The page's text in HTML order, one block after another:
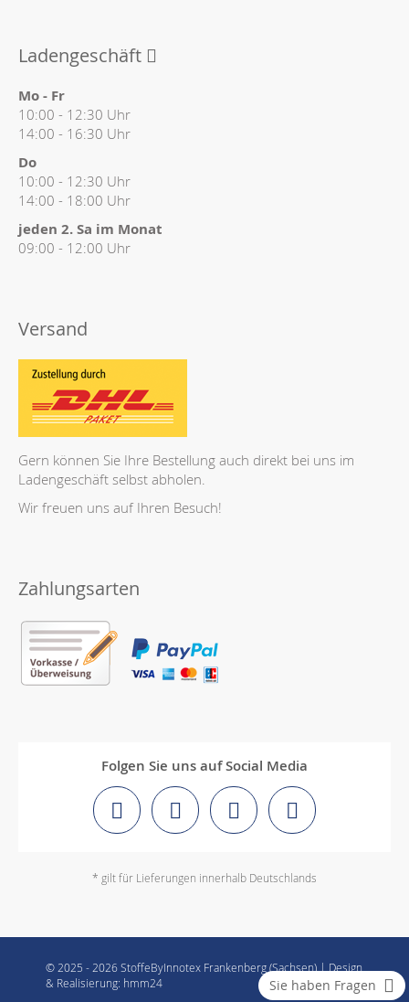
Ladengeschäft
Mo - Fr
10:00 - 12:30 Uhr
14:00 - 16:30 Uhr
Do
10:00 - 12:30 Uhr
14:00 - 18:00 Uhr
jeden 2. Sa im Monat
09:00 - 12:00 Uhr
Versand
Gern können Sie Ihre Bestellung auch direkt bei uns im
Ladengeschäft selbst abholen.
Wir freuen uns auf Ihren Besuch!
Zahlungsarten
Folgen Sie uns auf Social Media
* gilt für Lieferungen innerhalb Deutschlands
Sie haben Fragen
© 2025 - 2026 StoffeByInnotex Frankenberg (Sachsen) | Design
& Realisierung: hmm24